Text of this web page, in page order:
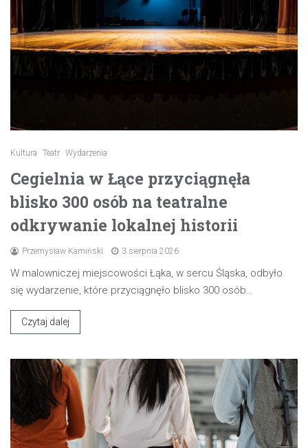
Kultura Teatr Wydarzenia
Cegielnia w Łące przyciągnęła
blisko 300 osób na teatralne
odkrywanie lokalnej historii
Przemysław Kamiński 3 sierpnia 2026
W malowniczej miejscowości Łąka, w sercu Śląska, odbyło
się wydarzenie, które przyciągnęło blisko 300 osób…
Czytaj dalej